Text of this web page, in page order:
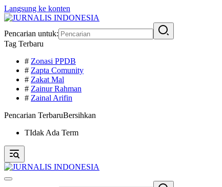
Langsung ke konten
Pencarian untuk:
Tag Terbaru
# Zonasi PPDB
# Zapta Comunity
# Zakat Mal
# Zainur Rahman
# Zainal Arifin
Pencarian TerbaruBersihkan
TIdak Ada Term